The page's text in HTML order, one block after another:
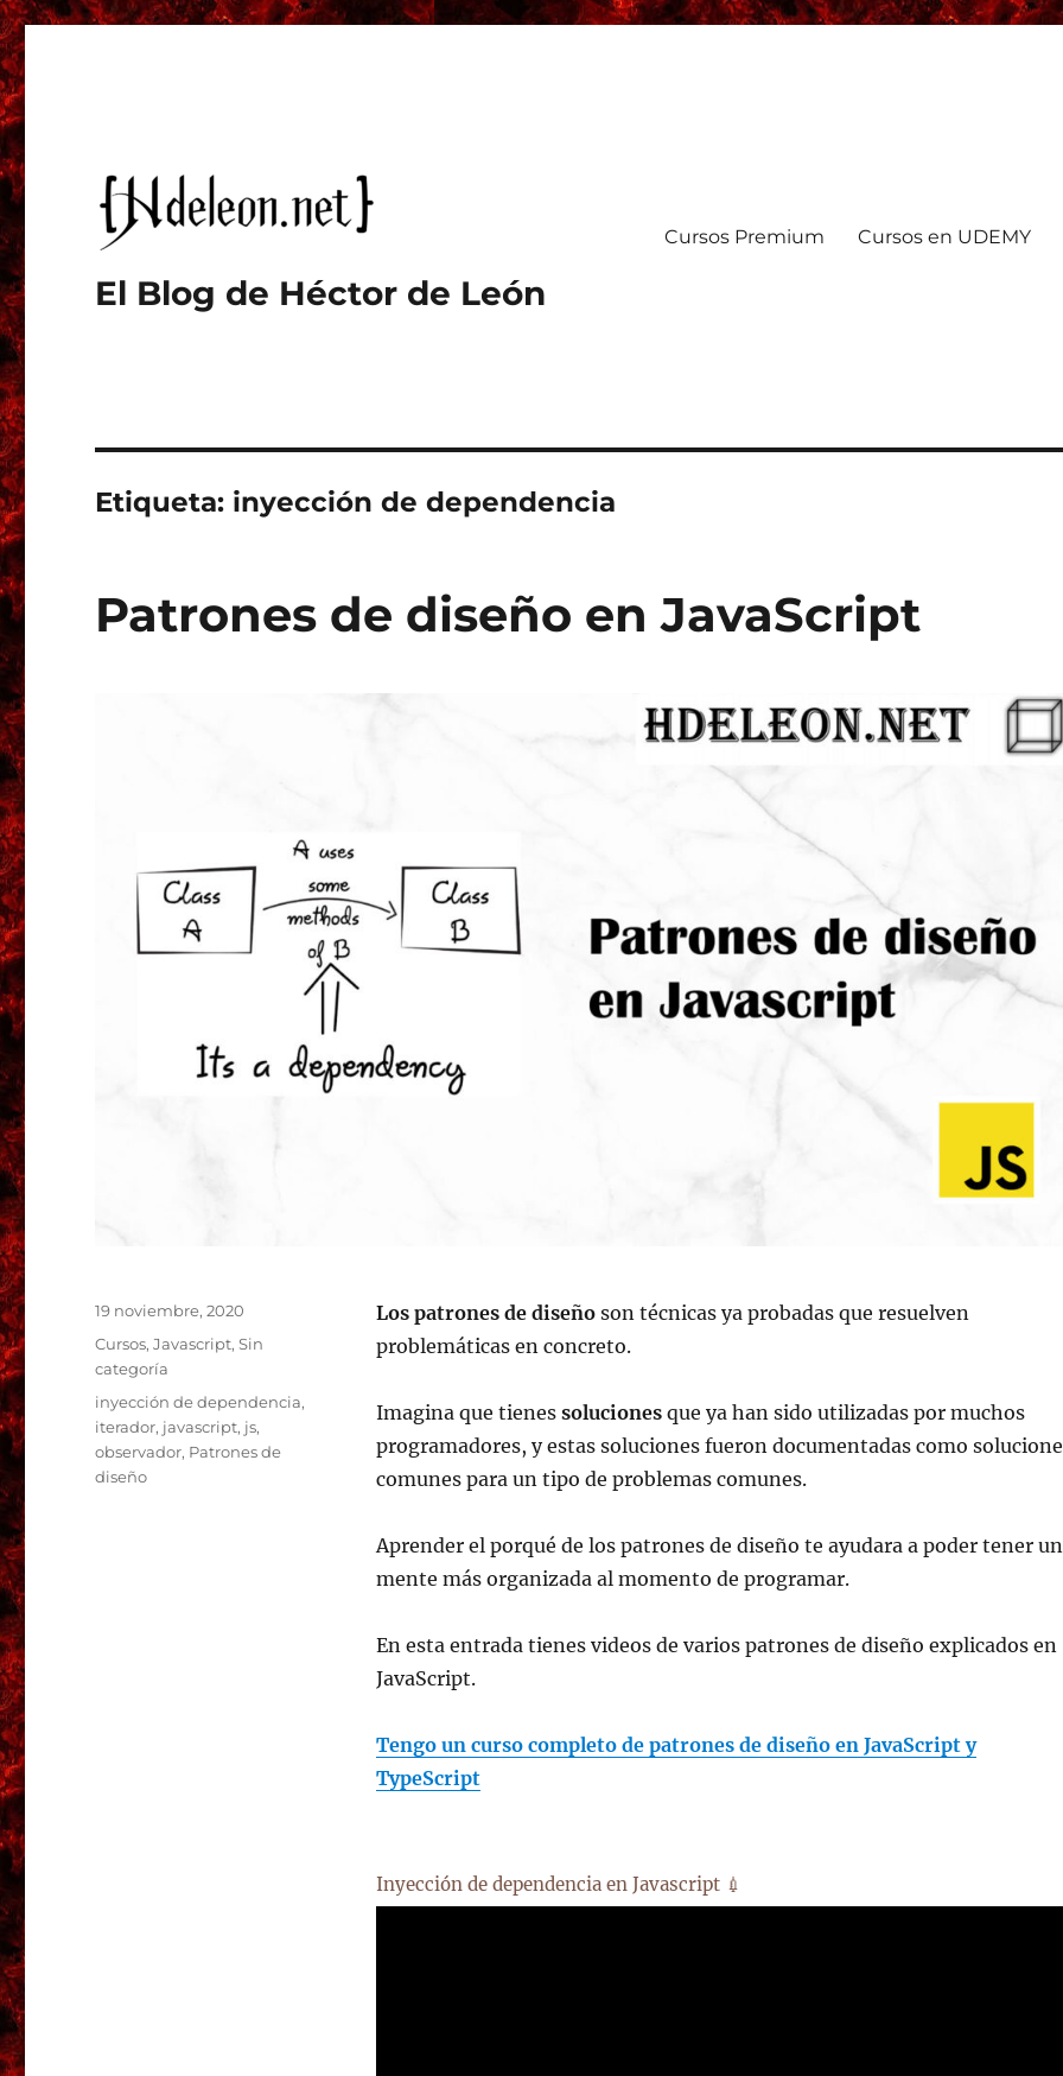
El Blog de Héctor de León
Cursos Premium Cursos en UDEMY
Etiqueta: inyección de dependencia
Patrones de diseño en JavaScript
Los patrones de diseñoson técnicas ya probadas que resuelven
problemáticas en concreto.
Imagina que tienessoluciones que ya han sido utilizadas por muchos
programadores, y estas soluciones fueron documentadas como
comunes para un tipo de problemas comunes.
Aprender el porqué de los patrones de diseño te ayudara a poder tener
mente más organizada al momento de programar.
En esta entrada tienes videos de varios patrones de diseño explicados en
JavaScript.
Tengo un curso completo de patrones de diseño en JavaScript y
TypeScript
Inyección de dependencia en Javascript 💉
Publicado
19 noviembre, 2020
Categorías
Cursos,Javascript,Sin
categoría
Etiquetas
inyección de dependencia,
iterador, javascript, js,
observador, Patrones de
diseño